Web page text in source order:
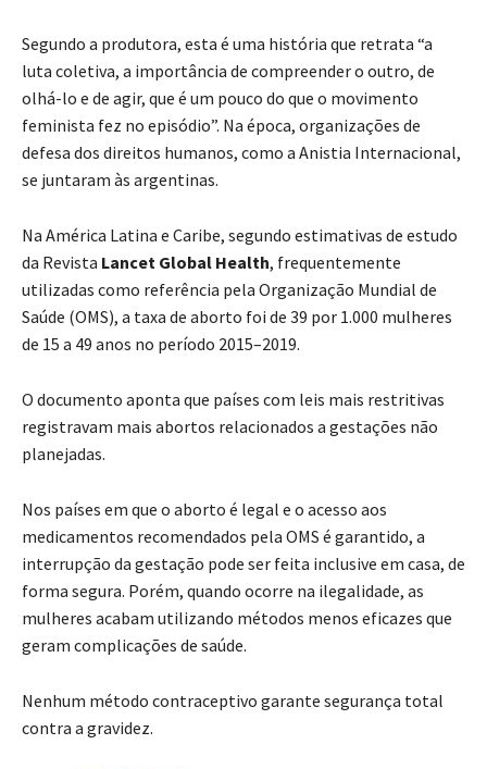
Segundo a produtora, esta é uma história que retrata “a
luta coletiva, a importância de compreender o outro, de
olhá-lo e de agir, que é um pouco do que o movimento
feminista fez no episódio”. Na época, organizações de
defesa dos direitos humanos, como a Anistia Internacional,
se juntaram às argentinas.
Na América Latina e Caribe, segundo estimativas de estudo
da Revista Lancet Global Health, frequentemente
utilizadas como referência pela Organização Mundial de
Saúde (OMS), a taxa de aborto foi de 39 por 1.000 mulheres
de 15 a 49 anos no período 2015–2019.
O documento aponta que países com leis mais restritivas
registravam mais abortos relacionados a gestações não
planejadas.
Nos países em que o aborto é legal e o acesso aos
medicamentos recomendados pela OMS é garantido, a
interrupção da gestação pode ser feita inclusive em casa, de
forma segura. Porém, quando ocorre na ilegalidade, as
mulheres acabam utilizando métodos menos eficazes que
geram complicações de saúde.
Nenhum método contraceptivo garante segurança total
contra a gravidez.